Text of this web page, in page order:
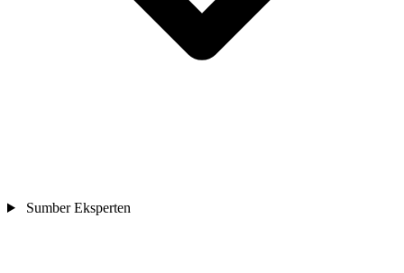
Sumber Eksperten